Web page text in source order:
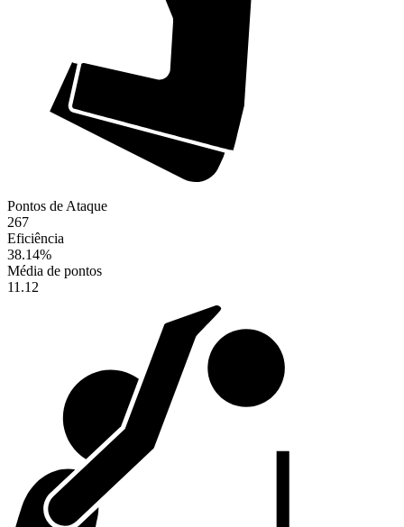
Pontos de Ataque
267
Eficiência
38.14%
Média de pontos
11.12